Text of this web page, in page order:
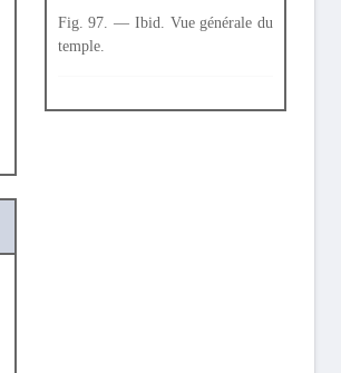
Fig. 97. — Ibid. Vue générale du
temple.